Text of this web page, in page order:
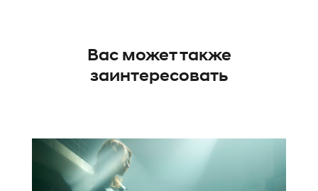
Вас может также
заинтересовать